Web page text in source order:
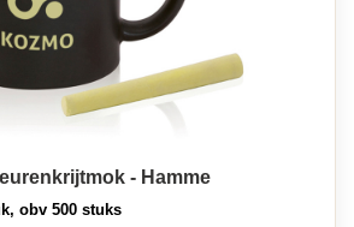
- Hamme
obv 500 stuks